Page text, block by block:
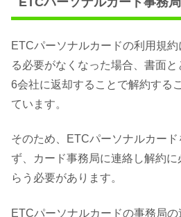
ETCパーソナルカードの利用規
る必要がなくなった場合、書面
6会社に返却することで解約する
ています。
そのため、ETCパーソナルカード
ず、カード事務局に連絡し解約
らう必要があります。
ETCパーソナルカードの事務局